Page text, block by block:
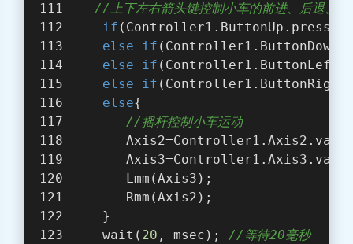
//上下左右箭头键控制小车的前进、后退、
if
else
if
else
if
else
if
else{
//摇杆控制小车运动
        Lmm(Axis3);
        Rmm(Axis2);
     }
     wait(
20 , msec); //等待20毫秒